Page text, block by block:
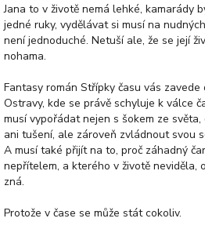
Jana to v životě nemá lehké, kamarády
jedné ruky, vydělávat si musí na
není jednoduché. Netuší ale, že se její
nohama.
Fantasy román Střípky času vás
Ostravy, kde se právě schyluje k válce
musí vypořádat nejen s šokem ze
ani tušení, ale zároveň zvládnout svou
A musí také přijít na to, proč záhadný
nepřítelem, a kterého v životě neviděla,
zná.
Protože v čase se může stát cokoliv.